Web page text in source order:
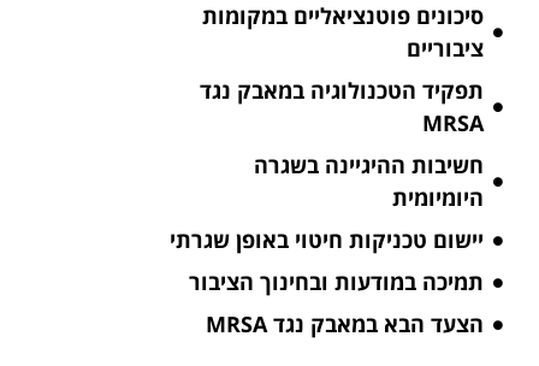
סיכונים פוטנציאליים במקומות
ציבוריים
תפקיד הטכנולוגיה במאבק נגד
MRSA
חשיבות ההיגיינה בשגרה
היומיומית
יישום טכניקות חיטוי באופן שגרתי
תמיכה במודעות ובחינוך הציבור
הצעד הבא במאבק נגד MRSA